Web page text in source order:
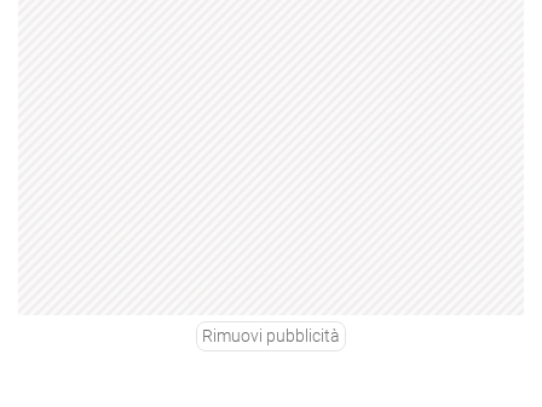
Rimuovi pubblicità